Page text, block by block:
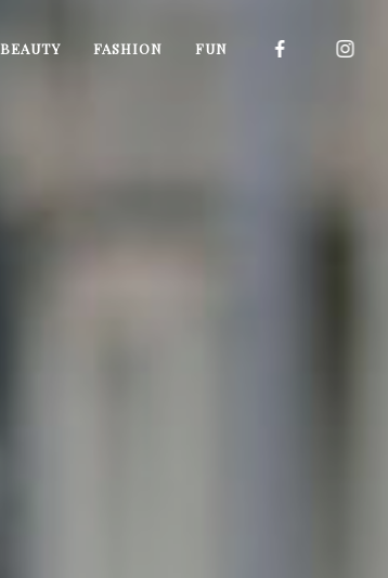
BEAUTY FASHION FUN